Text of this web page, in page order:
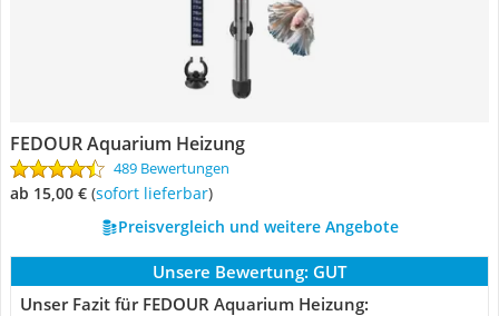
FEDOUR Aquarium Heizung
489 Bewertungen
ab 15,00 € ( Sofort lieferbar)
Preisvergleich und weitere Angebote
Unsere Bewertung: GUT
Unser Fazit für FEDOUR Aquarium Heizung: